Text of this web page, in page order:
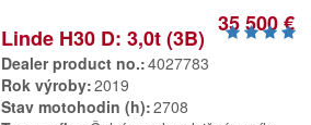
35 500 €
Linde H30 D: 3,0t (3B)
Dealer product no. 4027783
Rok výroby 2019
Stav motohodin (h) 2708